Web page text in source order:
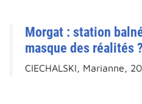
Morgat : station
masque des réalités
CIECHALSKI, Marianne,